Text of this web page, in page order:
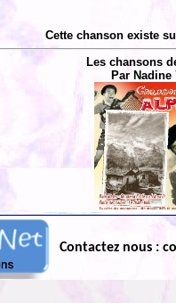
Cette chanson existe
Les chansons
Par Nadine
Contactez nous :